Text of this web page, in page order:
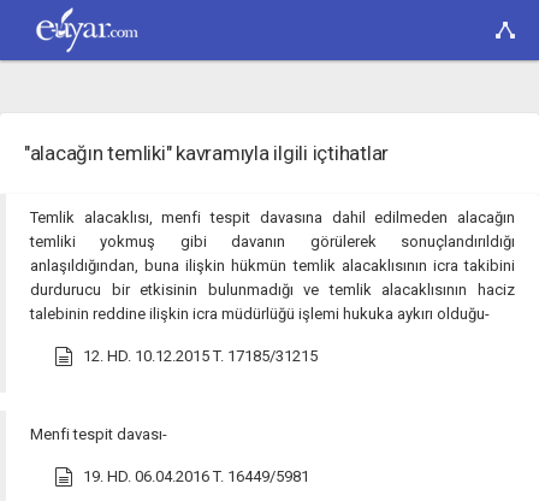
"alacağın temliki" kavramıyla ilgili içtihatlar
Temlik alacaklısı, menfi tespit davasına dahil edilmeden alacağın
temliki yokmuş gibi davanın görülerek sonuçlandırıldığı
anlaşıldığından, buna ilişkin hükmün temlik alacaklısının icra takibini
durdurucu bir etkisinin bulunmadığı ve temlik alacaklısının haciz
talebinin reddine ilişkin icra müdürlüğü işlemi hukuka aykırı olduğu-
12. HD. 10.12.2015 T. 17185/31215
Menfi tespit davası-
19. HD. 06.04.2016 T. 16449/5981